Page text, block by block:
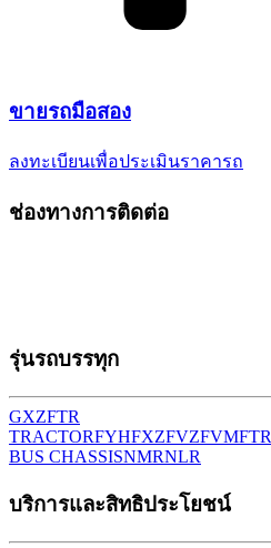
ขายรถมือสอง
ลงทะเบียนเพื่อประเมินราคารถ
ช่องทางการติดต่อ
รุ่นรถบรรทุก
GXZFTR
TRACTORFYHFXZFVZFVMFTR
BUS CHASSISNMRNLR
บริการและสิทธิประโยชน์